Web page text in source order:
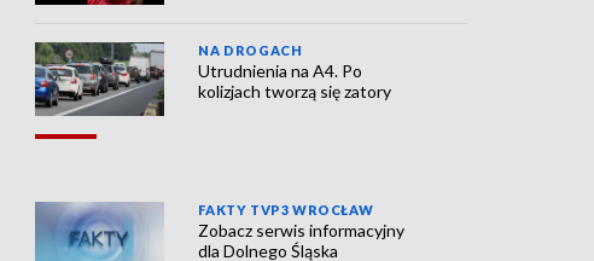
NA DROGACH
Utrudnienia na A4. Po
kolizjach tworzą się zatory
FAKTY TVP3 WROCŁAW
Zobacz serwis informacyjny
dla Dolnego Śląska